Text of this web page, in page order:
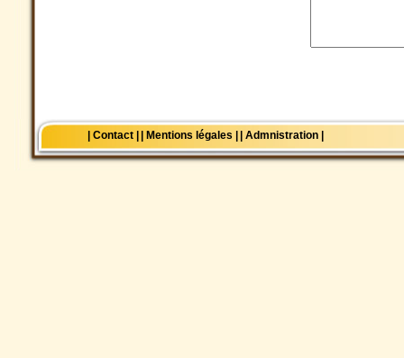
| Contact | | Mentions légales | | Admnistration |